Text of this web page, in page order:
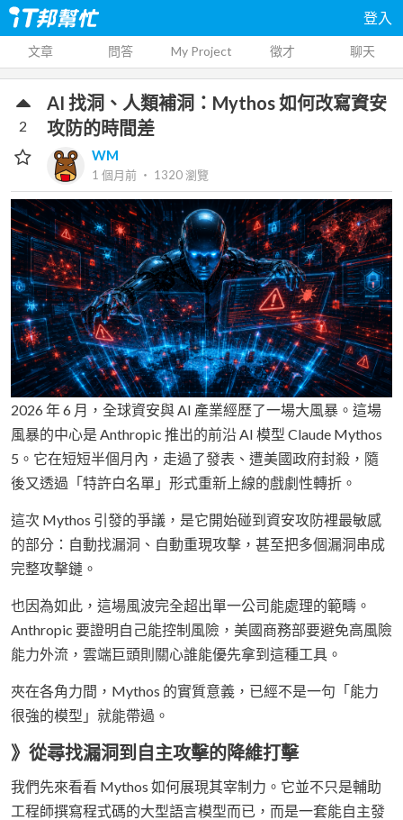
登入
文章 問答 My Project 徵才 聊天
AI 找洞、人類補洞：Mythos 如何改寫資安
攻防的時間差
WM
1 個月前 ‧ 1320瀏覽
2
2026 年 6 月，全球資安與 AI 產業經歷了一場大風暴。這場
風暴的中心是 Anthropic 推出的前沿 AI 模型 Claude Mythos
5。它在短短半個月內，走過了發表、遭美國政府封殺，隨
後又透過「特許白名單」形式重新上線的戲劇性轉折。
這次 Mythos 引發的爭議，是它開始碰到資安攻防裡最敏感
的部分：自動找漏洞、自動重現攻擊，甚至把多個漏洞串成
完整攻擊鏈。
也因為如此，這場風波完全超出單一公司能處理的範疇。
Anthropic 要證明自己能控制風險，美國商務部要避免高風險
能力外流，雲端巨頭則關心誰能優先拿到這種工具。
夾在各角力間，Mythos 的實質意義，已經不是一句「能力
很強的模型」就能帶過。
》從尋找漏洞到自主攻擊的降維打擊
我們先來看看 Mythos 如何展現其宰制力。它並不只是輔助
工程師撰寫程式碼的大型語言模型而已，而是一套能自主發